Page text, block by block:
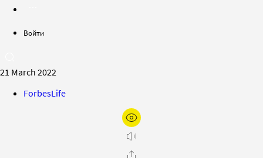
Войти
21 March 2022
ForbesLife